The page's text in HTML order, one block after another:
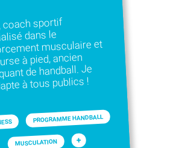
coach sportif
dans le
musculaire et
à pied, ancien
de handball. Je
à tous publics !
PROGRAMME HANDBALL
MUSCULATION +